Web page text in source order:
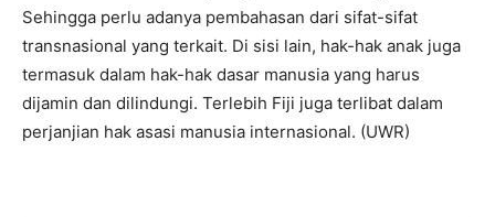
Sehingga perlu adanya pembahasan dari sifat-sifat
transnasional yang terkait. Di sisi lain, hak-hak anak juga
termasuk dalam hak-hak dasar manusia yang harus
dijamin dan dilindungi. Terlebih Fiji juga terlibat dalam
perjanjian hak asasi manusia internasional. (UWR)